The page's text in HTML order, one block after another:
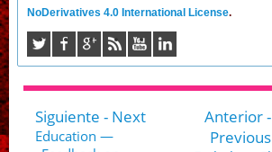
NoDerivatives 4.0 International License.
Siguiente - Next
Education —
Anterior -
Previous